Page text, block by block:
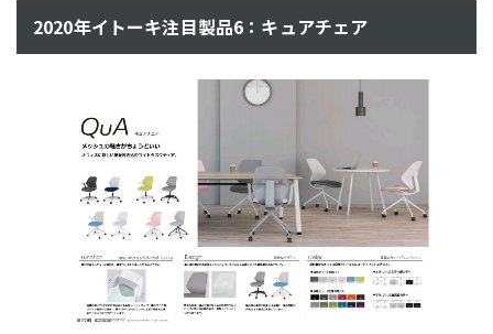
2020年イトーキ注目製品6：キュアチェア